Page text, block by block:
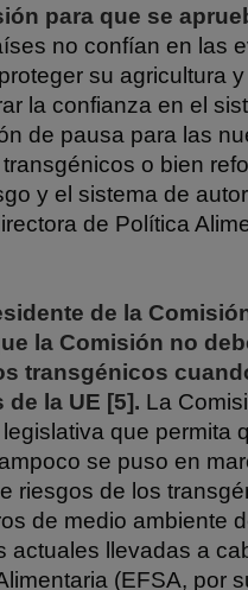
para que se
no confían en las
su agricultura
la confianza en el
de pausa para las
o bien
y el sistema de
de Política
de la
la Comisión no
transgénicos
la UE [5]. La
que permita
se puso en
riesgos de los
de medio ambiente
actuales llevadas a
(EFSA, por